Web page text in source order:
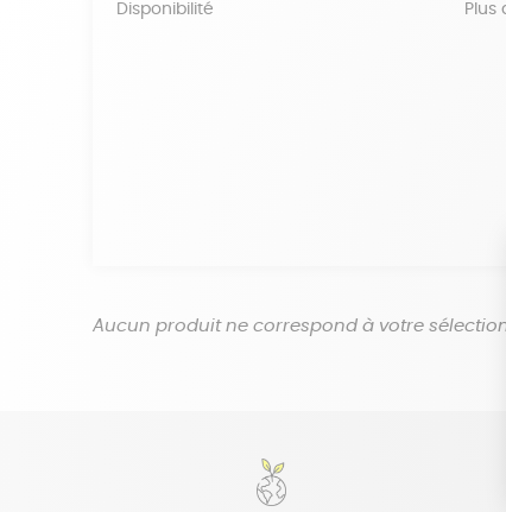
Disponibilité Plus
Aucun produit ne correspond à votre